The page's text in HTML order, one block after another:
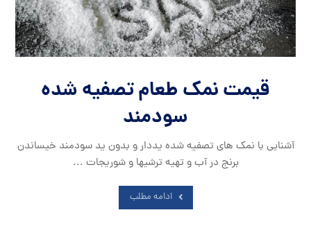
قیمت نمک طعام تصفیه شده
سودمند
آشنایی با نمک های تصفیه شده یددار و بدون ید سودمند خیساندن
برنج در آب و تهیه ترشیها و شوریجات ...
ادامه مطلب